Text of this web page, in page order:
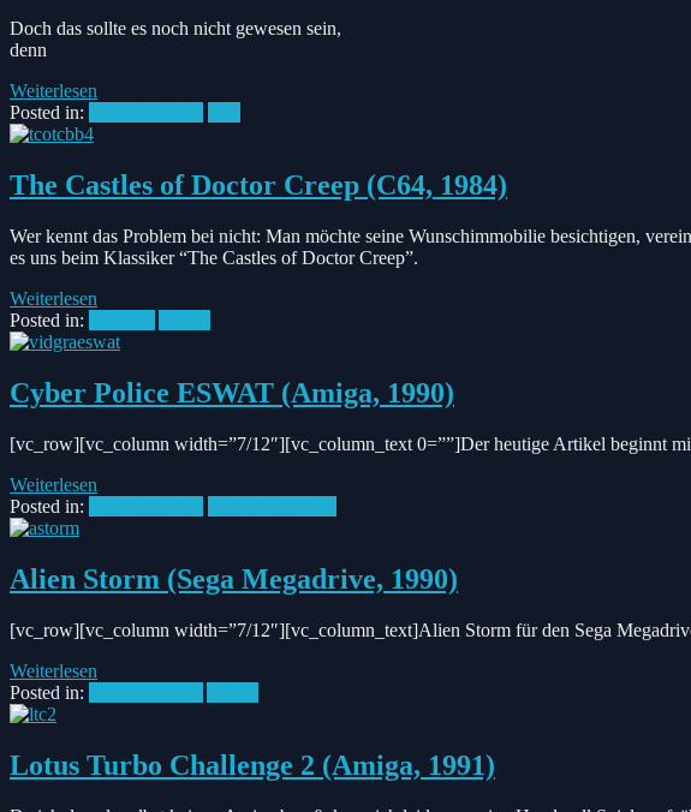
Doch das sollte es noch nicht gewesen sein,
denn
Weiterlesen
Posted in:
The Castles of Doctor Creep (C64, 1984)
Wer kennt das Problem bei nicht: Man möchte seine Wunschimmobilie besichtigen,
es uns beim Klassiker “The Castles of Doctor Creep”.
Weiterlesen
Posted in:
Cyber Police ESWAT (Amiga, 1990)
[vc_row][vc_column width=”7/12″][vc_column_text 0=””]Der heutige Artikel beginnt
Weiterlesen
Posted in:
Alien Storm (Sega Megadrive, 1990)
[vc_row][vc_column width=”7/12″][vc_column_text]Alien Storm für den Sega
Weiterlesen
Posted in:
Lotus Turbo Challenge 2 (Amiga, 1991)